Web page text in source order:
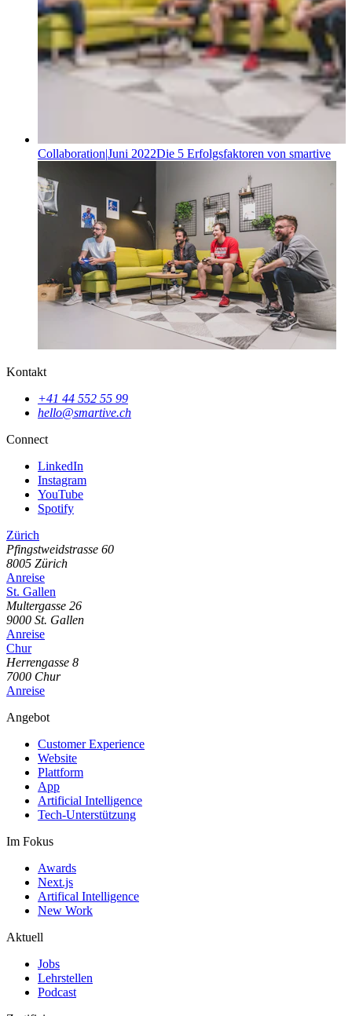
Collaboration|Juni 2022Die 5 Erfolgsfaktoren von smartive
Kontakt
+41 44 552 55 99
hello@smartive.ch
Connect
LinkedIn
Instagram
YouTube
Spotify
Zürich
Pfingstweidstrasse 60
8005 Zürich
Anreise
St. Gallen
Multergasse 26
9000 St. Gallen
Anreise
Chur
Herrengasse 8
7000 Chur
Anreise
Angebot
Customer Experience
Website
Plattform
App
Artificial Intelligence
Tech-Unterstützung
Im Fokus
Awards
Next.js
Artifical Intelligence
New Work
Aktuell
Jobs
Lehrstellen
Podcast